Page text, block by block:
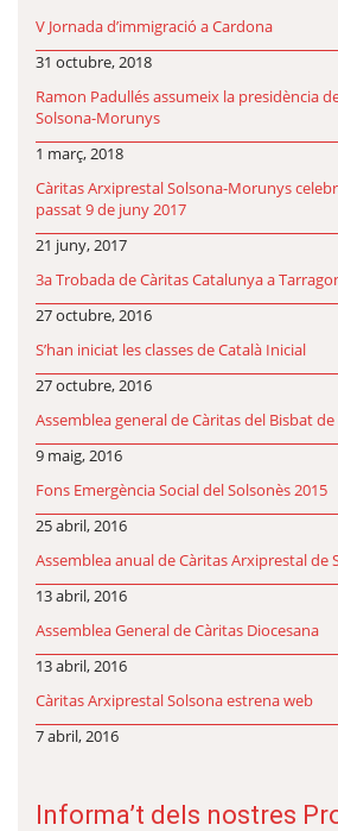
V Jornada d’immigració a Cardona
31 octubre, 2018
Ramon Padullés assumeix la presidència
Solsona-Morunys
1 març, 2018
Càritas Arxiprestal Solsona-Morunys
passat 9 de juny 2017
21 juny, 2017
3a Trobada de Càritas Catalunya a
27 octubre, 2016
S’han iniciat les classes de Català Inicial
27 octubre, 2016
Assemblea general de Càritas del Bisbat
9 maig, 2016
Fons Emergència Social del Solsonès 2015
25 abril, 2016
Assemblea anual de Càritas Arxiprestal de
13 abril, 2016
Assemblea General de Càritas Diocesana
13 abril, 2016
Càritas Arxiprestal Solsona estrena web
7 abril, 2016
Informa’t dels nostres